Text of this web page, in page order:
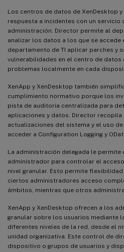
Los centros de datos de XenDesktop
respuesta a incidentes con un servicio
administración. Director permite al
analizar los datos a los que se accede
departamento de TI aplicar parches y
vulnerabilidades en el centro de datos
problemas localmente en cada
XenApp y XenDesktop también
cumplimiento normativo porque los
pista de auditoría centralizada para
aplicaciones y datos. Director
actualizaciones del sistema y el uso
acceder a Configuration Logging y
La administración delegada le
administrador para controlar el acceso
nivel granular. Esto permite
ciertos administradores acceso
ámbitos, mientras que otros
XenApp y XenDesktop ofrecen a los
granular sobre los usuarios mediante
diferentes niveles de la red, desde el
unidad organizativa. Este control de
dispositivo o grupos de usuarios y